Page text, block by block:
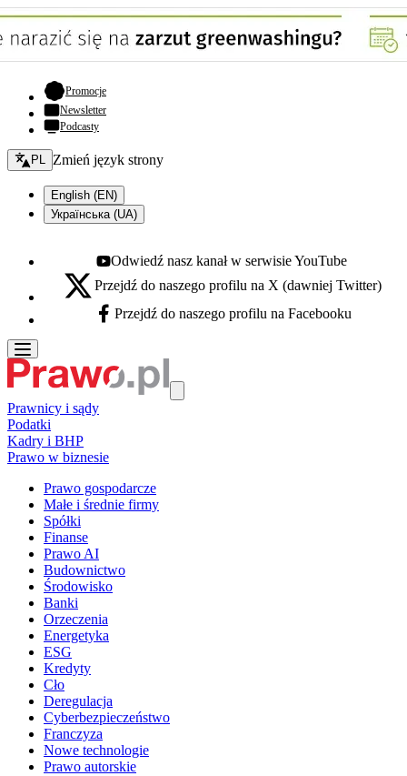
Promocje- otwiera się w nowej karcie
Newsletter
Podcasty
Zmień język - bieżący:
PL Zmień język strony
English (EN)
Українська (UA)
Youtube - otwiera się w nowej karcie
Odwiedź nasz kanał w serwisie YouTube
X - otwiera się w nowej karcie
Przejdź do naszego profilu na X (dawniej Twitter)
Facebook - otwiera się w nowej karcie
Przejdź do naszego profilu na Facebooku
Prawnicy i sądy
Podatki
Kadry i BHP
Prawo w biznesie
Prawo gospodarcze
Małe i średnie firmy
Spółki
Finanse
Prawo AI
Budownictwo
Środowisko
Banki
Orzeczenia
Energetyka
ESG
Kredyty
Cło
Deregulacja
Cyberbezpieczeństwo
Franczyza
Nowe technologie
Prawo autorskie